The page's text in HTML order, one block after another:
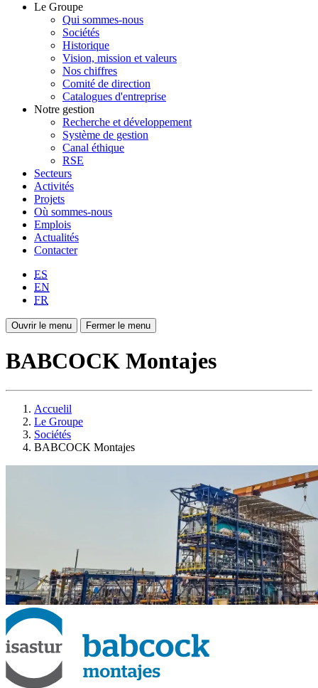
Le Groupe
Qui sommes-nous
Sociétés
Historique
Vision, mission et valeurs
Nos chiffres
Comité de direction
Catalogues d'entreprise
Notre gestion
Recherche et développement
Système de gestion
Canal éthique
RSE
Secteurs
Activités
Projets
Où sommes-nous
Emplois
Actualités
Contacter
ES
EN
FR
Ouvrir le menu Fermer le menu
BABCOCK Montajes
Accuelil
Le Groupe
Sociétés
BABCOCK Montajes